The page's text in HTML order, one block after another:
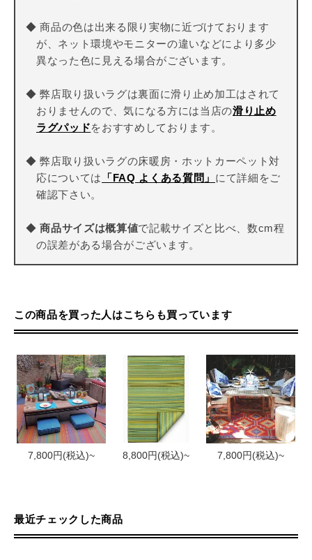
◆ 商品の色は出来る限り実物に近づけております
が、ネット環境やモニターの違いなどにより多少
異なった色に見える場合がございます。
◆ 弊店取り扱いラグは裏面に滑り止め加工はされて
おりませんので、気になる方には当店の滑り止め
ラグパッドをおすすめしております。
◆ 弊店取り扱いラグの床暖房・ホットカーペット対
応については
「FAQ よくある質問」 にて詳細をご
確認下さい。
◆商品サイズは概算値で記載サイズと比べ、数cm程
の誤差がある場合がございます。
この商品を買った人はこちらも買っています
7,800円(税込)~ 8,800円(税込)~ 7,800円(税込)~
最近チェックした商品